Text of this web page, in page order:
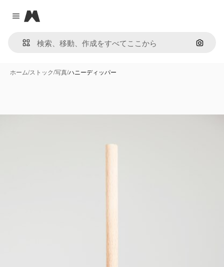
Close menu
Magnific
画像で
ホーム/ストック/写真/ハニーディッパー